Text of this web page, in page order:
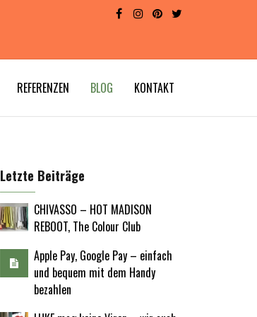
REFERENZEN BLOG KONTAKT
Letzte Beiträge
CHIVASSO – HOT MADISON
REBOOT, The Colour Club
Apple Pay, Google Pay – einfach
und bequem mit dem Handy
bezahlen